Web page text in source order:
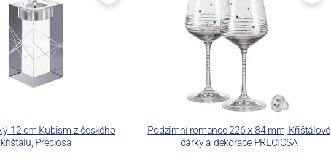
12 cm Kubism z českého
křišťálu, Preciosa
Podzimní romance 226 x 84 mm, Křišťálové
dárky a dekorace PRECIOSA